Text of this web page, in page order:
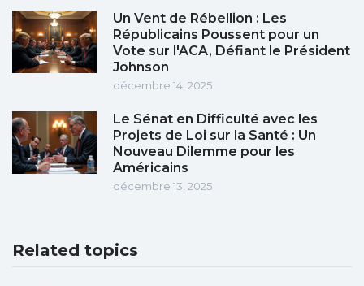
Un Vent de Rébellion : Les
Républicains Poussent pour un
Vote sur l'ACA, Défiant le Président
Johnson
décembre 14, 2025
Le Sénat en Difficulté avec les
Projets de Loi sur la Santé : Un
Nouveau Dilemme pour les
Américains
décembre 13, 2025
Related topics